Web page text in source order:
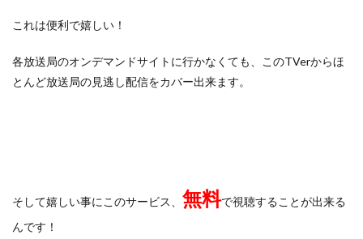
これは便利で嬉しい！
各放送局のオンデマンドサイトに行かなくても、このTVerからほ
とんど放送局の見逃し配信をカバー出来ます。
そして嬉しい事にこのサービス、 無料で視聴することが出来る
んです！